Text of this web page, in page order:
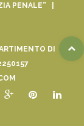
PENALE” |
DI